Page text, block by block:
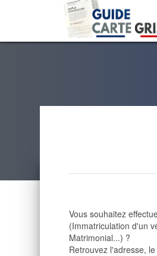
Vous souhaitez
(Immatriculation d'un
Matrimonial...) ?
Retrouvez l'adresse,